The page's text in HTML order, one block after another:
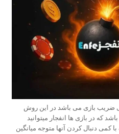
ضریب بازی می باشد در این روش
که در بازی ها انفجار میتوانید
کمی دنبال کردن آنها متوجه میانگین